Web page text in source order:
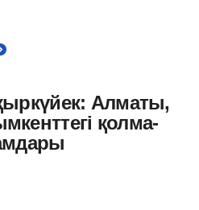
Алматы,
қолма-